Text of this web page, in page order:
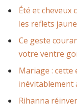
Été et cheveux
les reflets
Ce geste
votre ventre
Mariage :
inévitablement
Rihanna